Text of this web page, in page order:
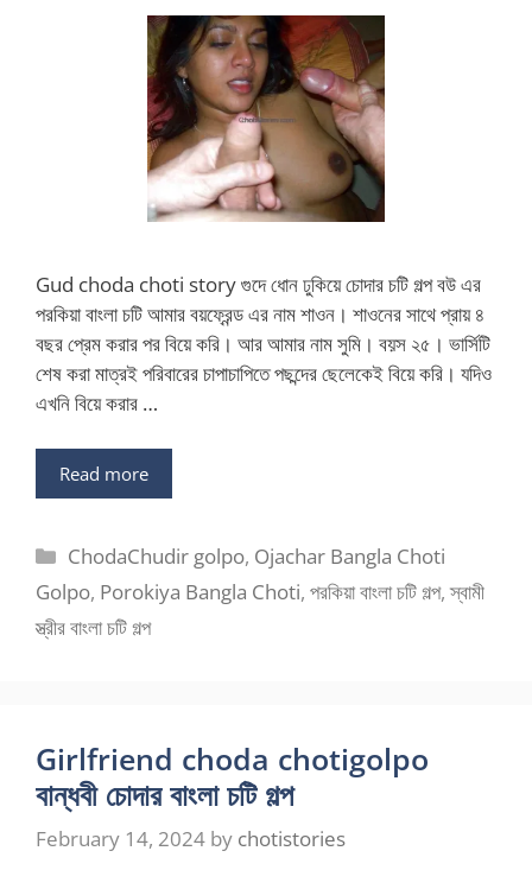
Gud choda choti story গুদে ধোন ঢুকিয়ে চোদার চটি গল্প বউ এর
পরকিয়া বাংলা চটি আমার বয়ফ্রেন্ড এর নাম শাওন। শাওনের সাথে প্রায় ৪
বছর প্রেম করার পর বিয়ে করি। আর আমার নাম সুমি। বয়স ২৫। ভার্সিটি
শেষ করা মাত্রই পরিবারের চাপাচাপিতে পছন্দের ছেলেকেই বিয়ে করি। যদিও
এখনি বিয়ে করার …
Read more
Categories
ChodaChudir golpo, Ojachar Bangla Choti
Golpo, Porokiya Bangla Choti, পরকিয়া বাংলা চটি গল্প, স্বামী
স্ত্রীর বাংলা চটি গল্প
Girlfriend choda chotigolpo
বান্ধবী চোদার বাংলা চটি গল্প
February 14, 2024 by chotistories